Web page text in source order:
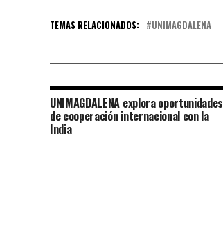
TEMAS RELACIONADOS: UNIMAGDALENA
UNIMAGDALENA explora oportunidades
de cooperación internacional con la
India